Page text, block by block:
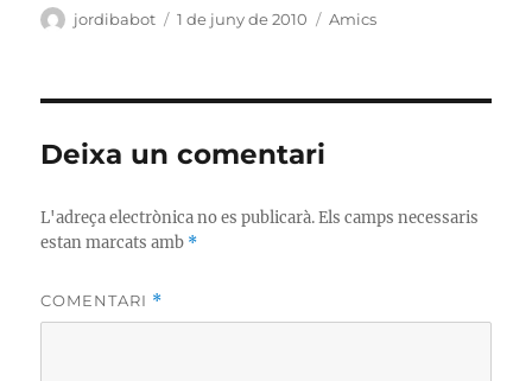
Autor
jordibabot
Publicat
1 de juny de 2010 Categories
Amics
Deixa un comentari
L'adreça electrònica no es publicarà. Els camps necessaris
estan marcats amb *
COMENTARI *